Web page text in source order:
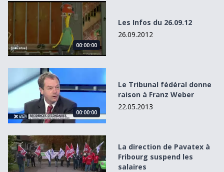
Les Infos du 26.09.12
00:00:00
Les Infos du 26.09.12
26.09.2012
Le Tribunal fédéral donne raison à Franz Weber
00:00:00
Le Tribunal fédéral donne
raison à Franz Weber
22.05.2013
La direction de Pavatex à Fribourg suspend les salaires
La direction de Pavatex à
Fribourg suspend les
salaires